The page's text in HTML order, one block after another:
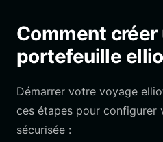
Comment créer
portefeuille
Démarrer votre voyage
ces étapes pour configurer
sécurisée :